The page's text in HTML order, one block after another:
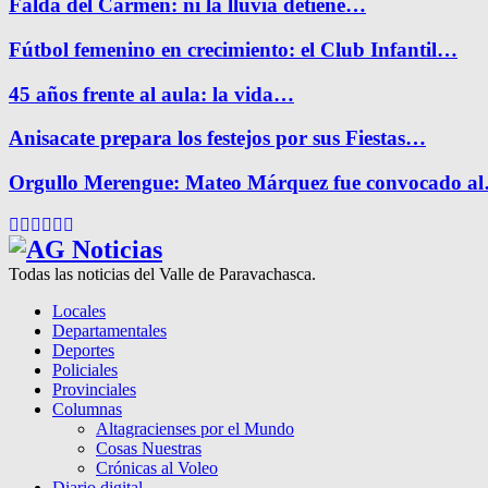
Falda del Carmen: ni la lluvia detiene…
Fútbol femenino en crecimiento: el Club Infantil…
45 años frente al aula: la vida…
Anisacate prepara los festejos por sus Fiestas…
Orgullo Merengue: Mateo Márquez fue convocado
Facebook
Twitter
Instagram
Pinterest
Google
Todas las noticias del Valle de Paravachasca.
Locales
Departamentales
Deportes
Policiales
Provinciales
Columnas
Altagracienses por el Mundo
Cosas Nuestras
Crónicas al Voleo